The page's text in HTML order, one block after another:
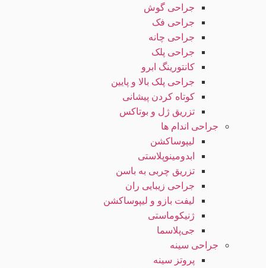
جراحی گوش
جراحی فک
جراحی چانه
جراحی پلک
کانتورینگ ابرو
جراحی پلک بالا و پایین
کوتاه کردن پیشانی
تزریق ژل و بوتاکس
جراحی اندام ها
لیپوساکشن
ابدومینوپلاستی
تزریق چربی به باسن
جراحی زیبایی ران
لیفت بازو و لیپوساکشن
ژنیکوماستی
جی‌پلاسما
جراحی سینه
پروتز سینه